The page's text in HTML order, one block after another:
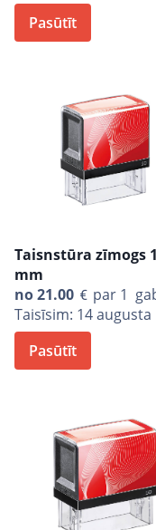
Pasūtīt
Taisnstūra zīmogs
mm
no21.00
par 1
Taisīsim: 14 augusta
Pasūtīt